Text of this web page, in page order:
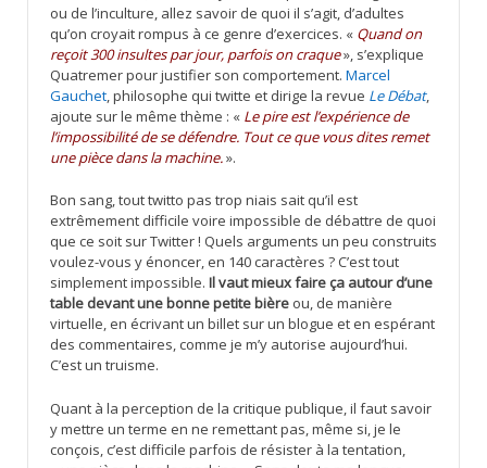
ou de l’inculture, allez savoir de quoi il s’agit, d’adultes
qu’on croyait rompus à ce genre d’exercices. « Quand on
reçoit 300 insultes par jour, parfois on craque», s’explique
Quatremer pour justifier son comportement. Marcel
Gauchet, philosophe qui twitte et dirige la revue Le Débat,
ajoute sur le même thème : « Le pire est l’expérience de
l’impossibilité de se défendre. Tout ce que vous dites remet
une pièce dans la machine.».
Bon sang, tout twitto pas trop niais sait qu’il est
extrêmement difficile voire impossible de débattre de quoi
que ce soit sur Twitter ! Quels arguments un peu construits
voulez-vous y énoncer, en 140 caractères ? C’est tout
simplement impossible. Il vaut mieux faire ça autour d’une
table devant une bonne petite bière ou, de manière
virtuelle, en écrivant un billet sur un blogue et en espérant
des commentaires, comme je m’y autorise aujourd’hui.
C’est un truisme.
Quant à la perception de la critique publique, il faut savoir
y mettre un terme en ne remettant pas, même si, je le
conçois, c’est difficile parfois de résister à la tentation,